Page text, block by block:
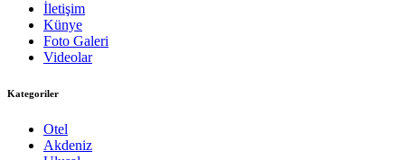
İletişim
Künye
Foto Galeri
Videolar
Kategoriler
Otel
Akdeniz